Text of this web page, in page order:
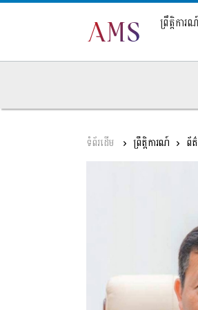
ព្រឹត្តិកា
ព្រឹត្តិការណ៍ ព័